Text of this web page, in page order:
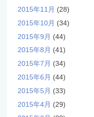
2015年11月 (28)
2015年10月 (34)
2015年9月 (44)
2015年8月 (41)
2015年7月 (34)
2015年6月 (44)
2015年5月 (33)
2015年4月 (29)